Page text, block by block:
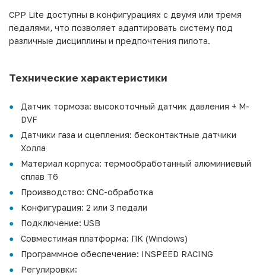
CPP Lite доступны в конфигурациях с двумя или тремя
педалями, что позволяет адаптировать систему под
различные дисциплины и предпочтения пилота.
Технические характеристики
Датчик тормоза: высокоточный датчик давления + M-
DVF
Датчики газа и сцепления: бесконтактные датчики
Холла
Материал корпуса: термообработанный алюминиевый
сплав T6
Производство: CNC-обработка
Конфигурация: 2 или 3 педали
Подключение: USB
Совместимая платформа: ПК (Windows)
Программное обеспечение: INSPEED RACING
Регулировки: